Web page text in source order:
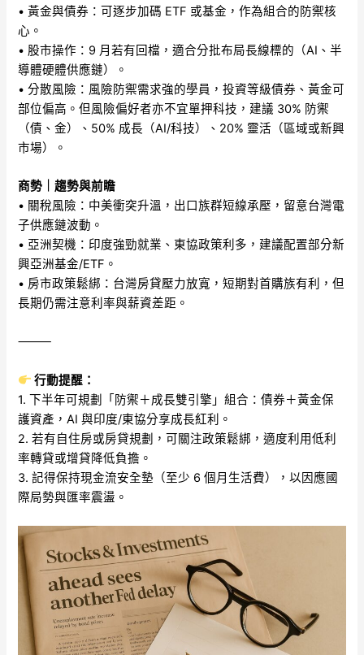
• 黃金與債券：可逐步加碼 ETF 或基金，作為組合的防禦核
心。
• 股市操作：9 月若有回檔，適合分批布局長線標的（AI、半
導體硬體供應鏈）。
• 分散風險：風險防禦需求強的學員，投資等級債券、黃金可
部位偏高。但風險偏好者亦不宜單押科技，建議 30% 防禦
（債、金）、50% 成長（AI/科技）、20% 靈活（區域或新興
市場）。
商勢｜趨勢與前瞻
• 關稅風險：中美衝突升溫，出口族群短線承壓，留意台灣電
子供應鏈波動。
• 亞洲契機：印度強勁就業、東協政策利多，建議配置部分新
興亞洲基金/ETF。
• 房市政策鬆綁：台灣房貸壓力放寬，短期對首購族有利，但
長期仍需注意利率與薪資差距。
⸻
行動提醒：
1. 下半年可規劃「防禦＋成長雙引擎」組合：債券＋黃金保
護資產，AI 與印度/東協分享成長紅利。
2. 若有自住房或房貸規劃，可關注政策鬆綁，適度利用低利
率轉貸或增貸降低負擔。
3. 記得保持現金流安全墊（至少 6 個月生活費），以因應國
際局勢與匯率震盪。